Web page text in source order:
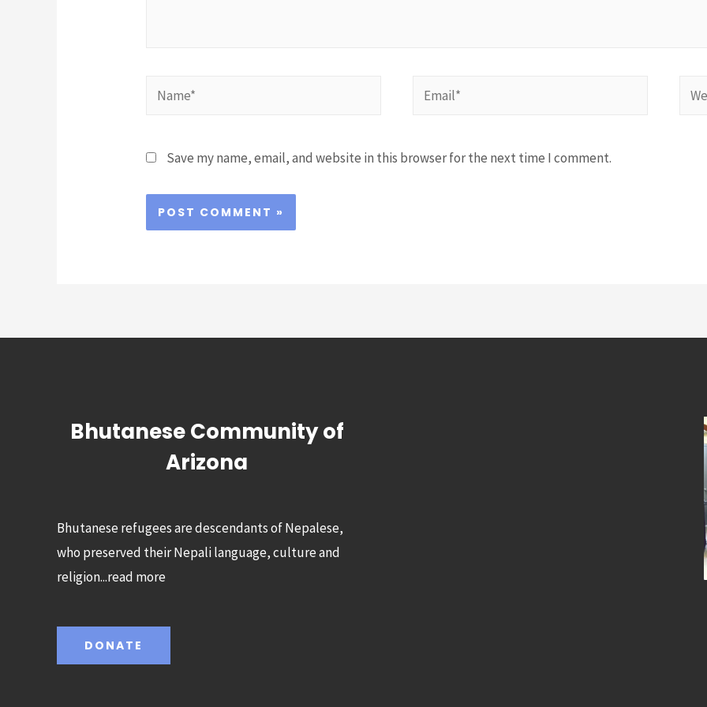
Name* Email*
Save my name, email, and website in this browser for the next time I comment.
Bhutanese Community of
Arizona
Bhutanese refugees are descendants of Nepalese,
who preserved their Nepali language, culture and
religion...read more
DONATE